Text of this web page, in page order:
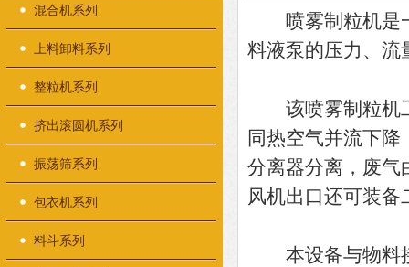
混合机系列
上料卸料系列
整粒机系列
挤出滚圆机系列
振荡筛系列
包衣机系列
料斗系列
喷雾制粒机是一
料液泵的压力、流
该喷雾制粒机工
同热空气并流下
分离器分离，废气
风机出口还可装备
本设备与物料接